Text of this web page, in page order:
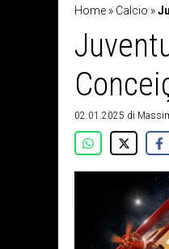
Home » Calcio »
02.01.2025 di